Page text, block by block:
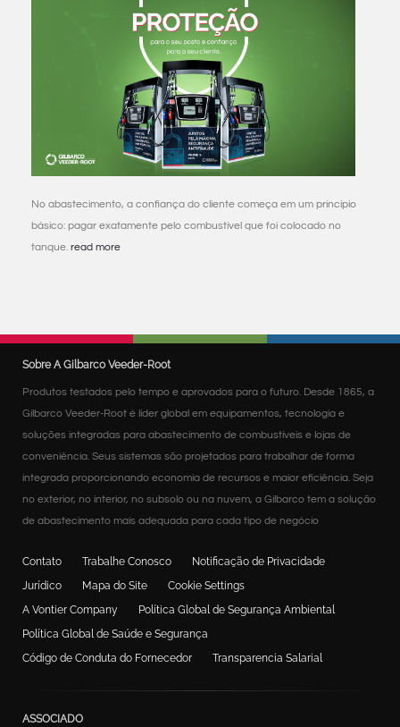
No abastecimento, a confiança do cliente começa em um princípio
básico: pagar exatamente pelo combustível que foi colocado no
tanque. read more
Sobre A Gilbarco Veeder-Root
Produtos testados pelo tempo e aprovados para o futuro. Desde 1865, a
Gilbarco Veeder-Root é líder global em equipamentos, tecnologia e
soluções integradas para abastecimento de combustíveis e lojas de
conveniência. Seus sistemas são projetados para trabalhar de forma
integrada proporcionando economia de recursos e maior eficiência. Seja
no exterior, no interior, no subsolo ou na nuvem, a Gilbarco tem a solução
de abastecimento mais adequada para cada tipo de negócio
Contato Trabalhe Conosco
Notificação de Privacidade
Jurídico
Mapa do Site
Cookie Settings
A Vontier Company
Política Global de Segurança Ambiental
Política Global de Saúde e Segurança
Código de Conduta do Fornecedor
Transparencia Salarial
ASSOCIADO